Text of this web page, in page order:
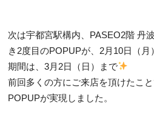
次は宇都宮駅構内、PASEO2階 丹
き2度目のPOPUPが、2月10日（
期間は、3月2日（日）まで
前回多くの方にご来店を頂けたこ
POPUPが実現しました。